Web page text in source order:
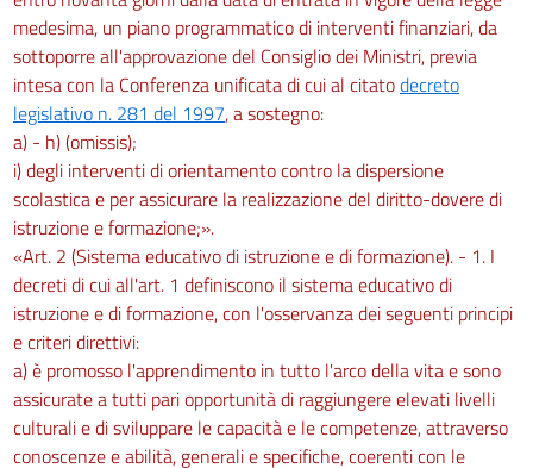
medesima, un piano programmatico di interventi finanziari, da
sottoporre all'approvazione del Consiglio dei Ministri, previa
intesa con la Conferenza unificata di cui al citatodecreto
legislativo n. 281 del 1997, a sostegno:
a) - h) (omissis);
i) degli interventi di orientamento contro la dispersione
scolastica e per assicurare la realizzazione del diritto-dovere di
istruzione e formazione;».
«Art. 2 (Sistema educativo di istruzione e di formazione). - 1. I
decreti di cui all'art. 1 definiscono il sistema educativo di
istruzione e di formazione, con l'osservanza dei seguenti principi
e criteri direttivi:
a) è promosso l'apprendimento in tutto l'arco della vita e sono
assicurate a tutti pari opportunità di raggiungere elevati livelli
culturali e di sviluppare le capacità e le competenze, attraverso
conoscenze e abilità, generali e specifiche, coerenti con le